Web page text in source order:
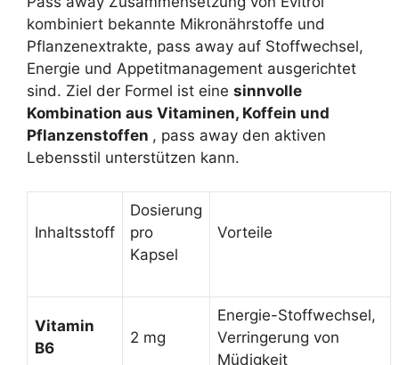
kombiniert bekannte Mikronährstoffe und
Pflanzenextrakte, pass away auf Stoffwechsel,
Energie und Appetitmanagement ausgerichtet
sind. Ziel der Formel ist eine sinnvolle
Kombination aus Vitaminen, Koffein und
Pflanzenstoffen , pass away den aktiven
Lebensstil unterstützen kann.
Inhaltsstoff
Dosierung
pro
Kapsel
Vorteile
Vitamin
B6
2 mg
Energie-Stoffwechsel,
Verringerung von
Müdigkeit